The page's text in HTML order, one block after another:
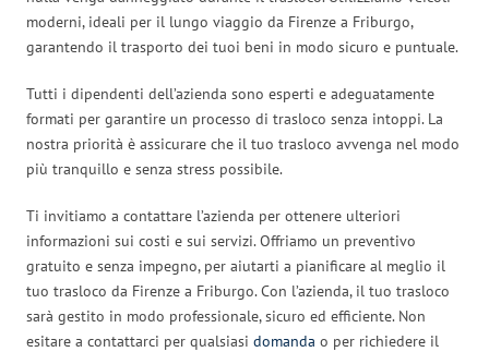
moderni, ideali per il lungo viaggio da Firenze a Friburgo,
garantendo il trasporto dei tuoi beni in modo sicuro e puntuale.
Tutti i dipendenti dell’azienda sono esperti e adeguatamente
formati per garantire un processo di trasloco senza intoppi. La
nostra priorità è assicurare che il tuo trasloco avvenga nel modo
più tranquillo e senza stress possibile.
Ti invitiamo a contattare l’azienda per ottenere ulteriori
informazioni sui costi e sui servizi. Offriamo un preventivo
gratuito e senza impegno, per aiutarti a pianificare al meglio il
tuo trasloco da Firenze a Friburgo. Con l’azienda, il tuo trasloco
sarà gestito in modo professionale, sicuro ed efficiente. Non
esitare a contattarci per qualsiasi domanda o per richiedere il